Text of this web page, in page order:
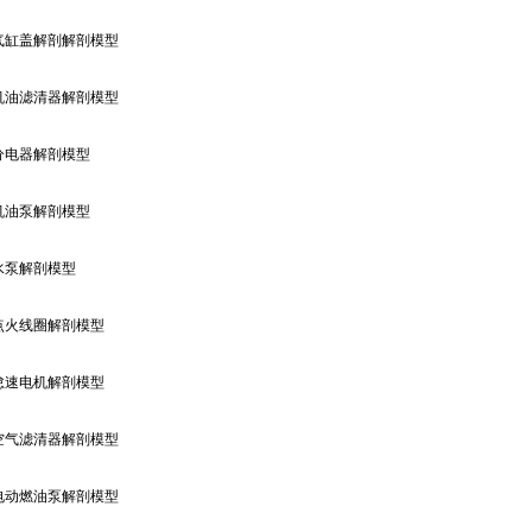
缸盖解剖解剖模型
油滤清器解剖模型
电器解剖模型
油泵解剖模型
泵解剖模型
火线圈解剖模型
速电机解剖模型
气滤清器解剖模型
动燃油泵解剖模型